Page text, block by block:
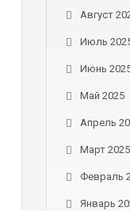
Август
Июль
Июнь
Май 2025
Апрель
Март 2025
Февраль
Январь